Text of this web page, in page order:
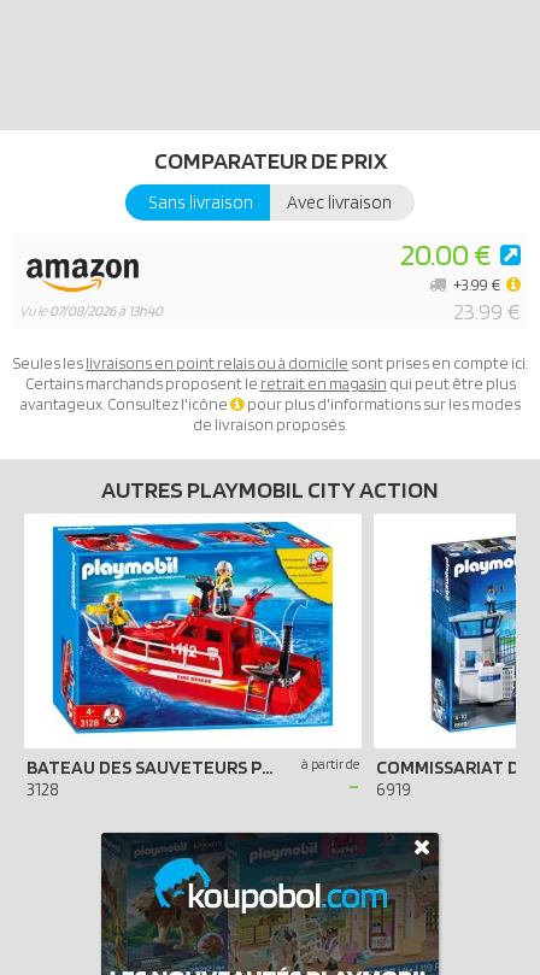
COMPARATEUR DE PRIX
Sans livraison Avec livraison
Vu le07/08/2026 à 13h40
20.00 €
23.99 €
+3.99 €
Seules leslivraisons en point relais ou à domicile sont prises en compte ici.
Certains marchands proposent le retrait en magasin qui peut être plus
avantageux. Consultez l'icône
pour plus d'informations sur les modes
de livraison proposés.
AUTRES PLAYMOBIL CITY ACTION
BATEAU DES SAUVETEURS POMPIERS
3128
à partir de
- 6919